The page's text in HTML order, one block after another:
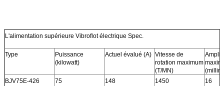
L'alimentation supérieure Vibroflot électrique Spec.
Type
Puissance
(kilowatt)
Actuel évalué (A) Vitesse de
rotation maximum
(T/MN)
BJV75E-426
75 148 1450 16